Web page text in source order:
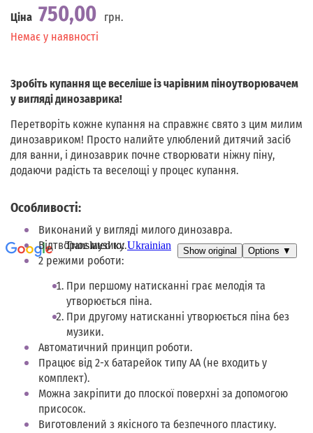
Ціна 750,00
грн.
Наявність
Немає у наявності
Зробіть купання ще веселіше із чарівним піноутворювачем
у вигляді динозаврика!
Перетворіть кожне купання на справжнє свято з цим милим
динозавриком! Просто налийте улюблений дитячий засіб
для ванни, і динозаврик почне створювати ніжну піну,
додаючи радість та веселощі у процес купання.
Особливості:
Виконаний у вигляді милого динозавра.
Відтворює музику.
2 режими роботи:
При першому натисканні грає мелодія та
утворюється піна.
При другому натисканні утворюється піна без
музики.
Автоматичний принцип роботи.
Працює від 2-х батарейок типу АА (не входить у
комплект).
Можна закріпити до плоскої поверхні за допомогою
присосок.
Виготовлений з якісного та безпечного пластику.